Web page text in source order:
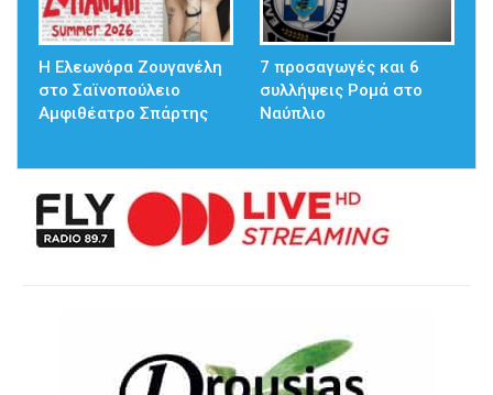
Η Ελεωνόρα Ζουγανέλη
στο Σαϊνοπούλειο
Αμφιθέατρο Σπάρτης
7 προσαγωγές και 6
συλλήψεις Ρομά στο
Ναύπλιο